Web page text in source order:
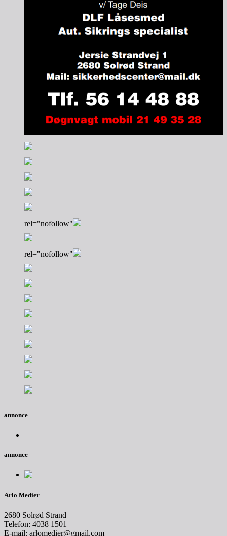
rel="nofollow"
rel="nofollow"
annonce
annonce
Arlo Medier
2680 Solrød Strand
Telefon: 4038 1501
E-mail: arlomedier@gmail.com